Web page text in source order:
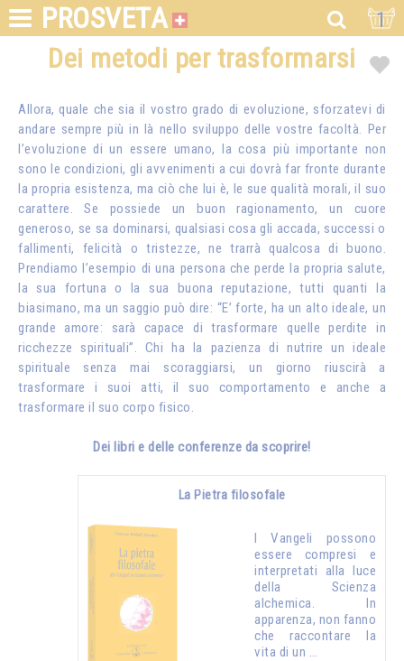
PROSVETA 1
Dei metodi per trasformarsi
Allora, quale che sia il vostro grado di evoluzione, sforzatevi di
andare sempre più in là nello sviluppo delle vostre facoltà. Per
l’evoluzione di un essere umano, la cosa più importante non
sono le condizioni, gli avvenimenti a cui dovrà far fronte durante
la propria esistenza, ma ciò che lui è, le sue qualità morali, il suo
carattere. Se possiede un buon ragionamento, un cuore
generoso, se sa dominarsi, qualsiasi cosa gli accada, successi o
fallimenti, felicità o tristezze, ne trarrà qualcosa di buono.
Prendiamo l’esempio di una persona che perde la propria salute,
la sua fortuna o la sua buona reputazione, tutti quanti la
biasimano, ma un saggio può dire: “E’ forte, ha un alto ideale, un
grande amore: sarà capace di trasformare quelle perdite in
ricchezze spirituali”. Chi ha la pazienza di nutrire un ideale
spirituale senza mai scoraggiarsi, un giorno riuscirà a
trasformare i suoi atti, il suo comportamento e anche a
trasformare il suo corpo fisico.
Dei libri e delle conferenze da scoprire!
La Pietra filosofale
I Vangeli possono
essere compresi e
interpretati alla luce
della Scienza
alchemica. In
apparenza, non fanno
che raccontare la
vita di un …